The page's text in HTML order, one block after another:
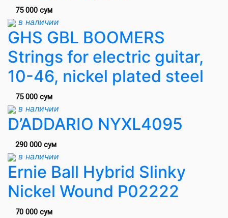
75 000 сум
в наличии
GHS GBL BOOMERS
Strings for electric guitar,
10-46, nickel plated steel
75 000 сум
в наличии
D’ADDARIO NYXL4095
290 000 сум
в наличии
Ernie Ball Hybrid Slinky
Nickel Wound P02222
70 000 сум